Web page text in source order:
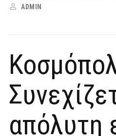
ADMIN
απόλυτη